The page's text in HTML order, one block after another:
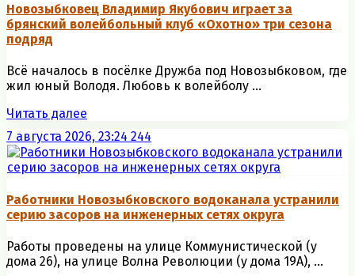
Новозыбковец Владимир Якубович играет за
брянский волейбольный клуб «Охотно» три сезона
подряд
Всё началось в посёлке Дружба под Новозыбковом, где
жил юный Володя. Любовь к волейболу ...
Читать далее
7 августа 2026, 23:24 244
Работники Новозыбковского водоканала устранили
серию засоров на инженерных сетях округа
Работы проведены на улице Коммунистической (у
дома 26), на улице Волна Революции (у дома 19А), ...